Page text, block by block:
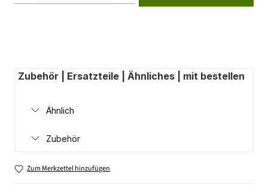
Zubehör | Ersatzteile | Ähnliches | mit bestellen
Ähnlich
Zubehör
Zum Merkzettel hinzufügen